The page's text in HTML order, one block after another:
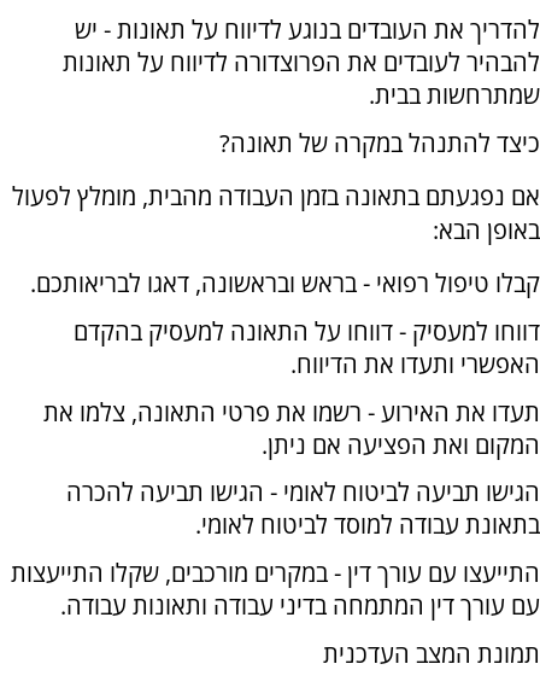
להדריך את העובדים בנוגע לדיווח על תאונות - יש
להבהיר לעובדים את הפרוצדורה לדיווח על תאונות
שמתרחשות בבית.
כיצד להתנהל במקרה של תאונה?
אם נפגעתם בתאונה בזמן העבודה מהבית, מומלץ לפעול
באופן הבא:
קבלו טיפול רפואי - בראש ובראשונה, דאגו לבריאותכם.
דווחו למעסיק - דווחו על התאונה למעסיק בהקדם
האפשרי ותעדו את הדיווח.
תעדו את האירוע - רשמו את פרטי התאונה, צלמו את
המקום ואת הפציעה אם ניתן.
הגישו תביעה לביטוח לאומי - הגישו תביעה להכרה
בתאונת עבודה למוסד לביטוח לאומי.
התייעצו עם עורך דין - במקרים מורכבים, שקלו התייעצות
עם עורך דין המתמחה בדיני עבודה ותאונות עבודה.
תמונת המצב העדכנית